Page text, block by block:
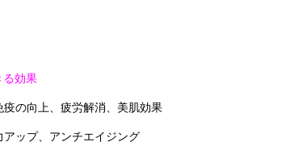
る効果
疫の向上、疲労解消 、美肌効果
アップ、 アンチエイジング